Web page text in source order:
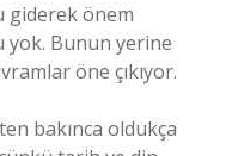
giderek önem
yok. Bunun yerine
öne çıkıyor.
bakınca oldukça